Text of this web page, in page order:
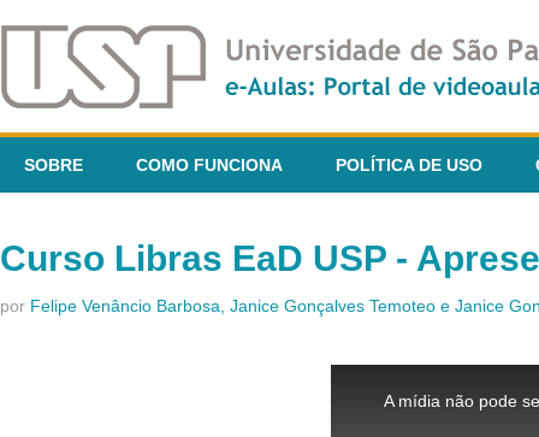
SOBRE COMO FUNCIONA POLÍTICA DE USO
Curso Libras EaD USP -
por Felipe Venâncio Barbosa, Janice Gonçalves Temoteo e Janice
A mídia não pode